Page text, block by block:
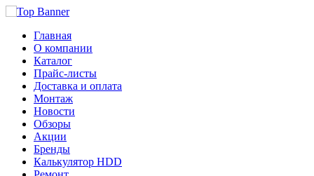
Главная
О компании
Каталог
Прайс-листы
Доставка и оплата
Монтаж
Новости
Обзоры
Акции
Бренды
Калькулятор HDD